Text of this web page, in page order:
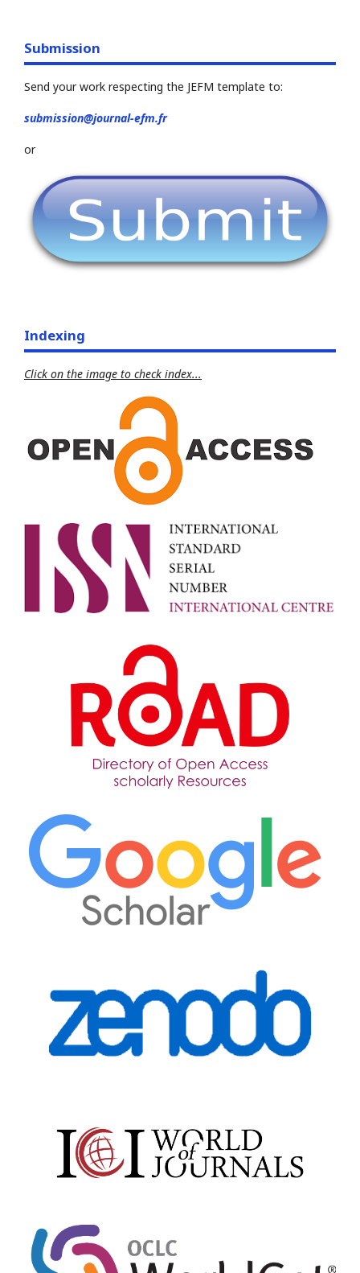
Submission
Send your work respecting the JEFM template to:
submission@journal-efm.fr
or
Indexing
Click on the image to check index...